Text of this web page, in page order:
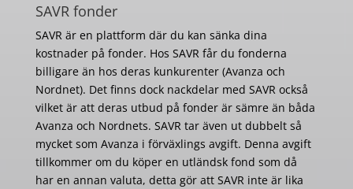
SAVR fonder
SAVR är en plattform där du kan sänka dina
kostnader på fonder. Hos SAVR får du fonderna
billigare än hos deras kunkurenter (Avanza och
Nordnet). Det finns dock nackdelar med SAVR också
vilket är att deras utbud på fonder är sämre än båda
Avanza och Nordnets. SAVR tar även ut dubbelt så
mycket som Avanza i förväxlings avgift. Denna avgift
tillkommer om du köper en utländsk fond som då
har en annan valuta, detta gör att SAVR inte är lika